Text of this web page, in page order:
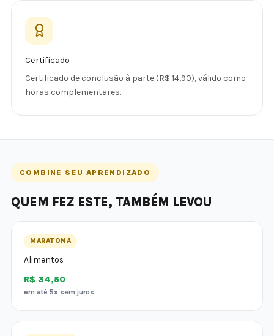
Certificado
Certificado de conclusão à parte (R$ 14,90), válido como
horas complementares.
COMBINE SEU APRENDIZADO
QUEM FEZ ESTE, TAMBÉM LEVOU
MARATONA
Alimentos
R$ 34,50
em até 5x sem juros